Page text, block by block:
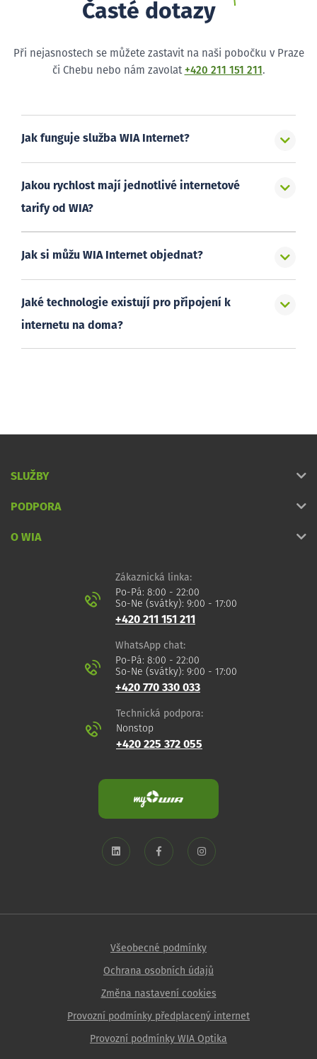
Časté dotazy
Při nejasnostech se můžete zastavit na naši pobočku v Praze
či Chebu nebo nám zavolat +420 211 151 211 .
Jak funguje služba WIA Internet?
Jakou rychlost mají jednotlivé internetové
tarify od WIA?
Jak si můžu WIA Internet objednat?
Jaké technologie existují pro připojení k
internetu na doma?
SLUŽBY
PODPORA
O WIA
Zákaznická linka:
Po-Pá: 8:00 - 22:00
So-Ne (svátky): 9:00 - 17:00
+420 211 151 211
WhatsApp chat:
Po-Pá: 8:00 - 22:00
So-Ne (svátky): 9:00 - 17:00
+420 770 330 033
Technická podpora:
Nonstop
+420 225 372 055
Všeobecné podmínky
Ochrana osobních údajů
Změna nastavení cookies
Provozní podmínky předplacený internet
Provozní podmínky WIA Optika